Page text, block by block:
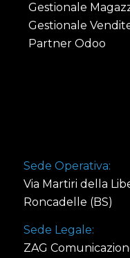
Gestionale
Gestionale
Partner Odoo
Sede Operativa:
Via Martiri della
Roncadelle (BS)
Sede Legale:
ZAG